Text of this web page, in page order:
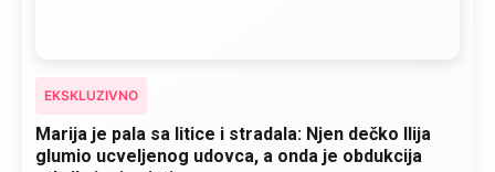
EKSKLUZIVNO
Marija je pala sa litice i stradala: Njen dečko Ilija
glumio ucveljenog udovca, a onda je obdukcija